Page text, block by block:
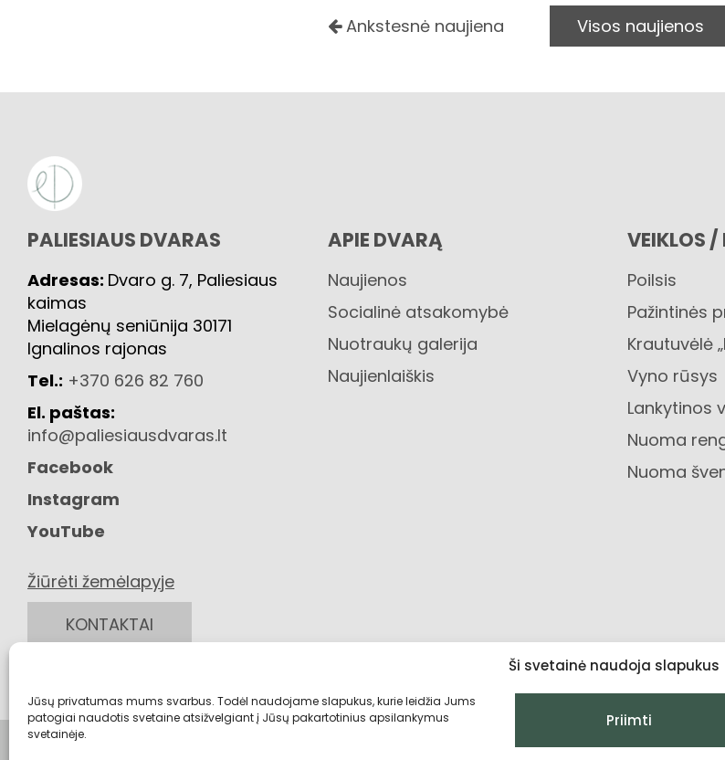
Ši svetainė naudoja slapukus
Jūsų privatumas mums svarbus. Todėl naudojame slapukus, kurie leidžia Jums
patogiai naudotis svetaine atsižvelgiant į Jūsų pakartotinius apsilankymus
svetainėje.
Priimti
Ankstesnė naujiena Visos naujienos
PALIESIAUS DVARAS
Adresas: Dvaro g. 7, Paliesiaus
kaimas
Mielagėnų seniūnija 30171
Ignalinos rajonas
Tel.: +370 626 82 760
El. paštas:
info@paliesiausdvaras.lt
Facebook
Instagram
YouTube
Žiūrėti žemėlapyje
KONTAKTAI
APIE DVARĄ
Naujienos
Socialinė atsakomybė
Nuotraukų galerija
Naujienlaiškis
VEIKLOS
Poilsis
Pažintinės
Krautuvėlė
Vyno rūsys
Lankytinos
Nuoma
Nuoma
Privatumo politika